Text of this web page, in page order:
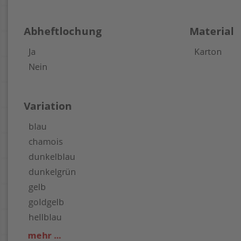
Abheftlochung
Ja
Nein
Material
Karton
Variation
blau
chamois
dunkelblau
dunkelgrün
gelb
goldgelb
hellblau
hellgrün
mehr ...